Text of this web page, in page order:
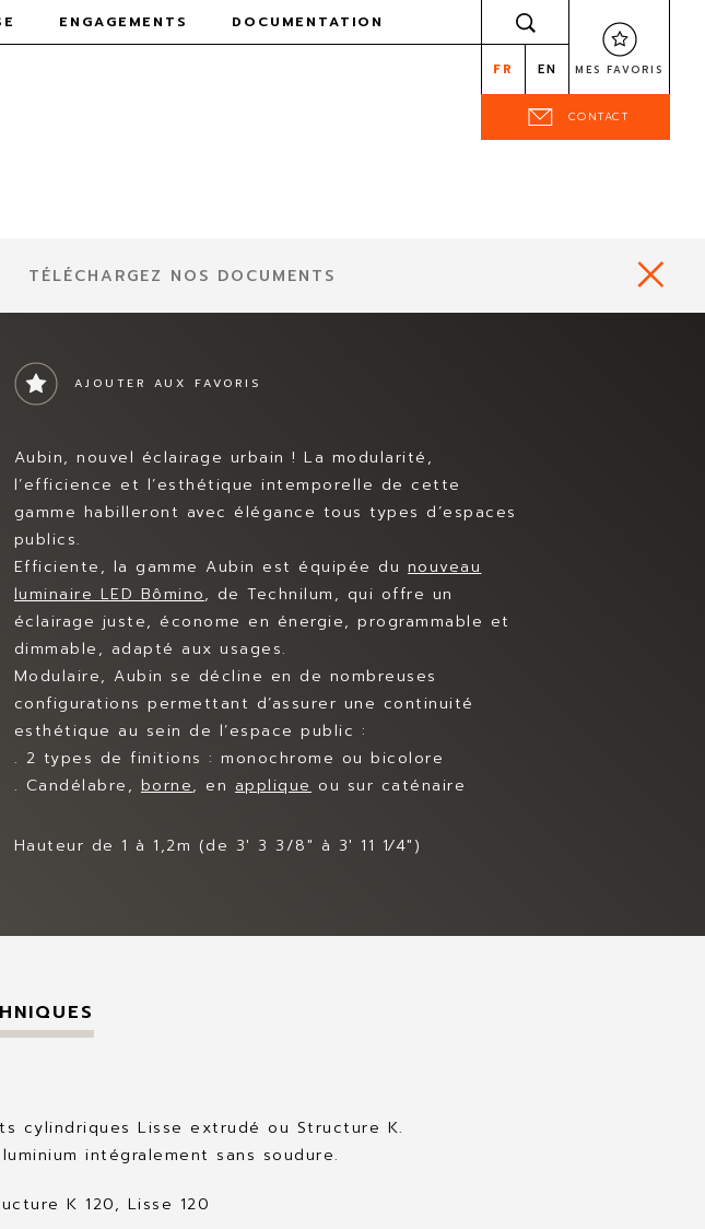
ENGAGEMENTS DOCUMENTATION
FR EN MES FAVORIS
CONTACT
TÉLÉCHARGEZ NOS DOCUMENTS
AJOUTER AUX FAVORIS
Aubin, nouvel éclairage urbain ! La modularité,
l’efficience et l’esthétique intemporelle de cette
gamme habilleront avec élégance tous types d’espaces
publics.
Efficiente, la gamme Aubin est équipée du nouveau
luminaire LED Bômino, de Technilum, qui offre un
éclairage juste, économe en énergie, programmable et
dimmable, adapté aux usages.
Modulaire, Aubin se décline en de nombreuses
configurations permettant d’assurer une continuité
esthétique au sein de l’espace public :
. 2 types de finitions : monochrome ou bicolore
. Candélabre, borne, en appliqueou sur caténaire
Hauteur de 1 à 1,2m (de 3′ 3 3/8″ à 3′ 11 1⁄4″)
cylindriques Lisse extrudé ou Structure K.
intégralement sans soudure.
K 120, Lisse 120